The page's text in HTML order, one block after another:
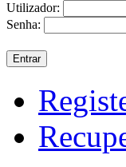
Utilizador:
Senha: